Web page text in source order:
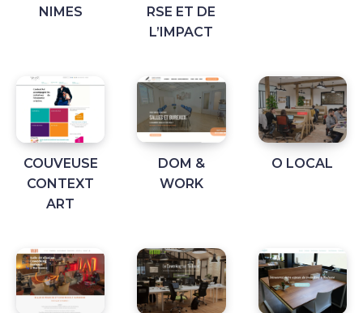
NIMES
RSE ET DE
L’IMPACT
COUVEUSE
CONTEXT
ART
DOM &
WORK
O LOCAL